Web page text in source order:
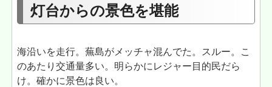
灯台からの景色を堪能
海沿いを走行。蕪島がメッチャ混んでた。スルー。こ
のあたり交通量多い。明らかにレジャー目的民だら
け。確かに景色は良い。